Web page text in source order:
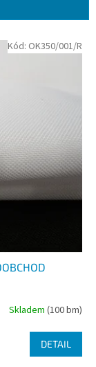
Skladem (100 bm)
DETAIL
Kód: OK350/001/R